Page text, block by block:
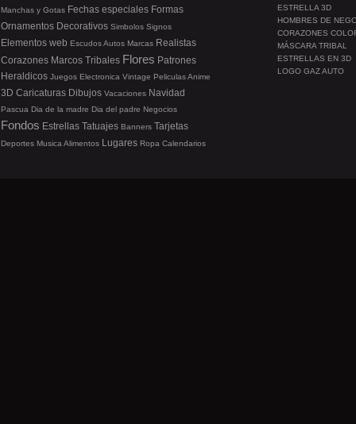
ESTRELLA 3D
HOMBRES DE
CORAZONES
MÁSCARA TRIBAL
ESTRELLAS EN 3D
LOGO GAZ AUTO
Manchas y Gotas Fechas especiales Formas
Ornamentos Decorativos Simbolos Signos
Elementos web EscudosAutos Marcas Realistas
Corazones Marcos Tribales Flores Patrones
Heraldicos Juegos Electronica Vintage PeliculasAnime
3D Caricaturas Dibujos Vacaciones Navidad
Pascua Dia de la madre Dia del padre Negocios
Fondos Estrellas Tatuajes Banners Tarjetas
Deportes Musica Alimentos Lugares Ropa Calendarios